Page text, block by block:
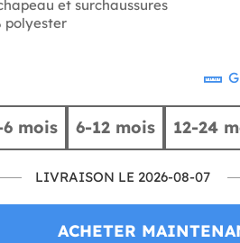
et surchaussures
polyester
mois 6-12 mois 12-24
LIVRAISON LE 2026-08-07
ACHETER